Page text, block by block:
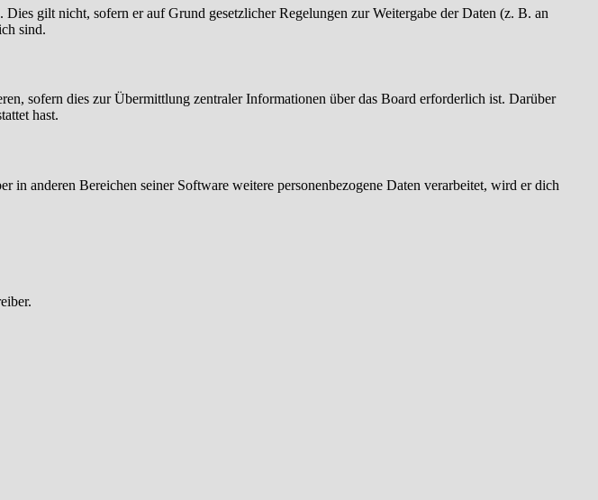
gilt nicht, sofern er auf Grund gesetzlicher Regelungen zur Weitergabe der Daten (z. B. an
sind.
sofern dies zur Übermittlung zentraler Informationen über das Board erforderlich ist. Darüber
hast.
anderen Bereichen seiner Software weitere personenbezogene Daten verarbeitet, wird er dich